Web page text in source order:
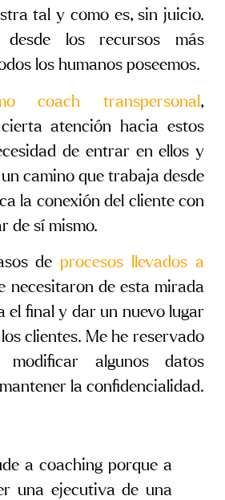
tal y como es, sin juicio.
los recursos más
los humanos poseemos.
coach transpersonal,
atención hacia estos
de entrar en ellos y
camino que trabaja desde
la conexión del cliente con
de sí mismo.
deprocesos llevados a
necesitaron de esta mirada
el final y dar un nuevo lugar
clientes. Me he reservado
algunos datos
la confidencialidad.
a coaching porque a
una ejecutiva de una